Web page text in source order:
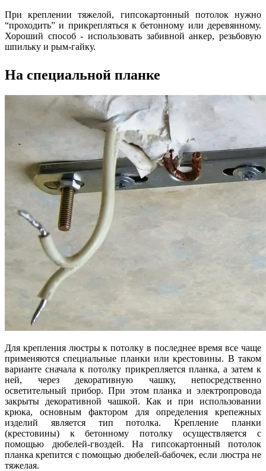
При креплении тяжелой, гипсокартонный потолок нужно
“проходить” и прикрепляться к бетонному или деревянному.
Хороший способ - использовать забивной анкер, резьбовую
шпильку и рым-гайку.
На специальной планке
Для крепления люстры к потолку в последнее время все чаще
применяются специальные планки или крестовины. В таком
варианте сначала к потолку прикрепляется планка, а затем к
ней, через декоративную чашку, непосредственно
осветительный прибор. При этом планка и электропровода
закрыты декоративной чашкой. Как и при использовании
крюка, основным фактором для определения крепежных
изделий является тип потолка. Крепление планки
(крестовины) к бетонному потолку осуществляется с
помощью дюбелей-гвоздей. На гипсокартонный потолок
планка крепится с помощью дюбелей-бабочек, если люстра не
тяжелая.